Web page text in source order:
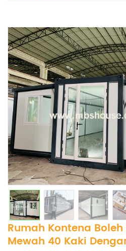
Rumah Kontena
Mewah 40 Kaki